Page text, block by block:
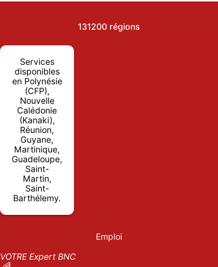
131200 régions
Services
disponibles
en Polynésie
(CFP),
Nouvelle
Calédonie
(Kanaki),
Réunion,
Guyane,
Martinique,
Guadeloupe,
Saint-
Martin,
Saint-
Barthélemy.
Emploi
VOTRE Expert BNC